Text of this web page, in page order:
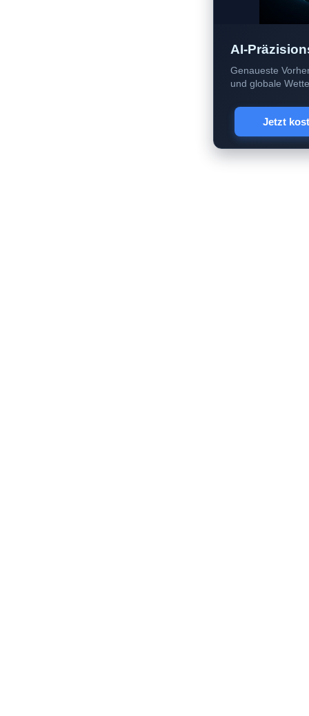
AI-
Genaueste
und globale
Jetzt